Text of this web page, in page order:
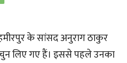
के सांसद अनुराग ठाकुर
लिए गए हैं। इससे पहले उनका